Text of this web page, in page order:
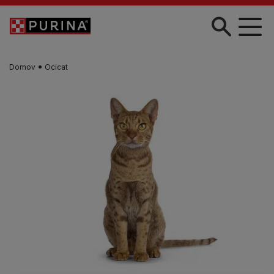
Skočiť na hlavný obsah
Domov Ocicat